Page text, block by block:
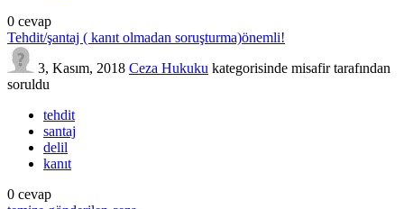
0 cevap
Tehdit/şantaj ( kanıt olmadan soruşturma)önemli!
3, Kasım, 2018 Ceza Hukuku kategorisinde misafir tarafından
soruldu
tehdit
santaj
delil
kanıt
0 cevap